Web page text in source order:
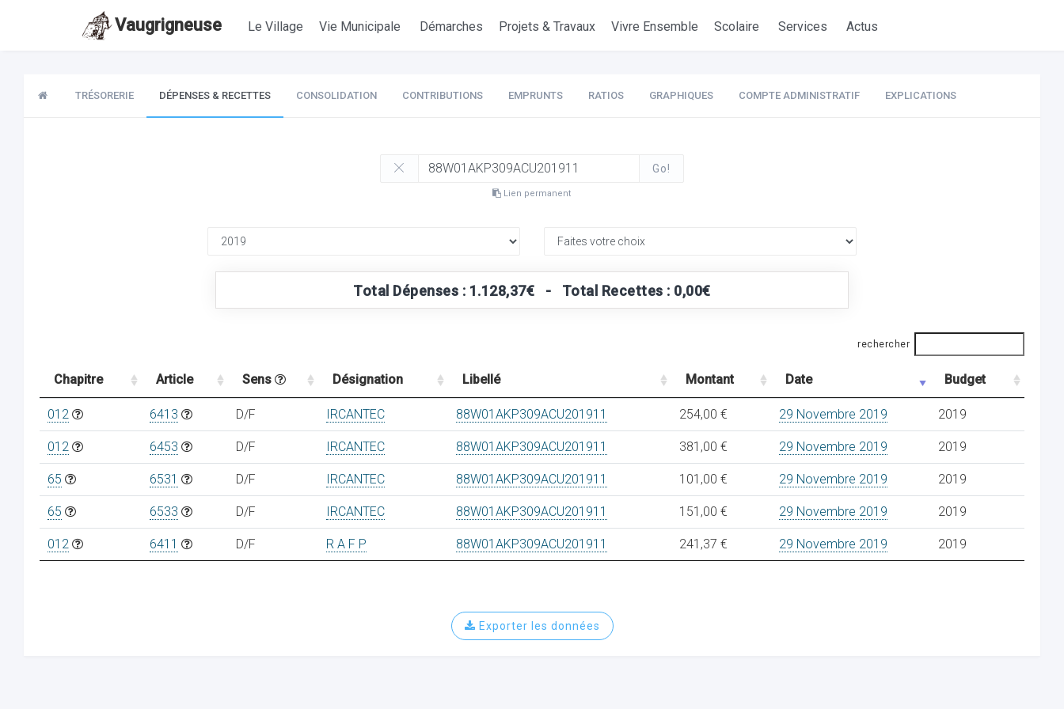
Vaugrigneuse Le Village Vie Municipale Démarches Projets & Travaux Vivre Ensemble Scolaire Services Actus
TRÉSORERIE DÉPENSES & RECETTES CONSOLIDATION CONTRIBUTIONS EMPRUNTS RATIOS GRAPHIQUES COMPTE ADMINISTRATIF EXPLICATIONS
Go!
Lien permanent
Total Dépenses : 1.128,37€ - Total Recettes : 0,00€
rechercher
Chapitre Article Sens Désignation Libellé Montant Date Budget
012 6413 D/F IRCANTEC 88W01AKP309ACU201911 254,00 € 29 Novembre 2019 2019
012 6453 D/F IRCANTEC 88W01AKP309ACU201911 381,00 € 29 Novembre 2019 2019
65 6531 D/F IRCANTEC 88W01AKP309ACU201911 101,00 € 29 Novembre 2019 2019
65 6533 D/F IRCANTEC 88W01AKP309ACU201911 151,00 € 29 Novembre 2019 2019
012 6411 D/F R A F P 88W01AKP309ACU201911 241,37 € 29 Novembre 2019 2019
Exporter les données